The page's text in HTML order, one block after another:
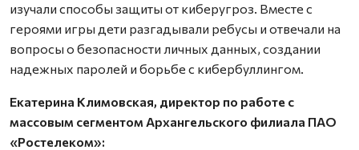
изучали способы защиты от киберугроз. Вместе с
героями игры дети разгадывали ребусы и отвечали на
вопросы о безопасности личных данных, создании
надежных паролей и борьбе с кибербуллингом.
Екатерина Климовская, директор по работе с
массовым сегментом Архангельского филиала ПАО
«Ростелеком»: